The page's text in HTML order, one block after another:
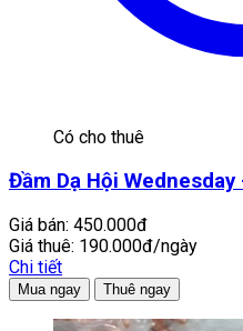
Có cho thuê
Đầm Dạ Hội Wednesday
Giá bán: 450.000đ
Giá thuê: 190.000đ/ngày
Chi tiết
Mua ngay Thuê ngay